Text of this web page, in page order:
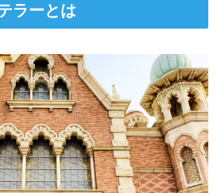
ラーとは